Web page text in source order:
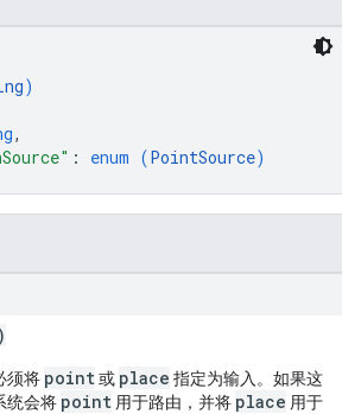
)
,
: enum (PointSource)
)
须将 point或 place 指定为输入。如果这
统会将 point 用于路由，并将 place 用于